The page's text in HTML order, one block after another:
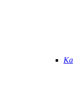
Ka